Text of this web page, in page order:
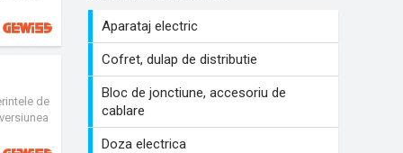
Aparataj electric
Cofret, dulap de distributie
Bloc de jonctiune, accesoriu de
cablare
Doza electrica
de